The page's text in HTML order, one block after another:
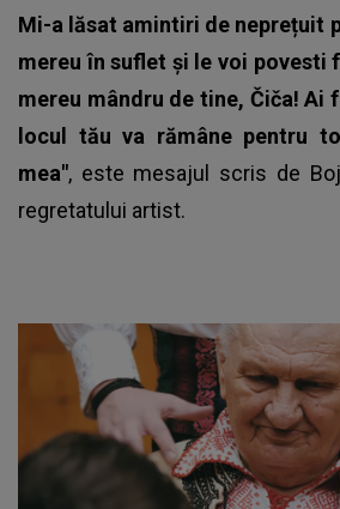
Mi-a lăsat amintiri de neprețuit
mereu în suflet și le voi povesti
mereu mândru de tine, Čiča! Ai
locul tău va rămâne pentru
mea", este mesajul scris de
regretatului artist.